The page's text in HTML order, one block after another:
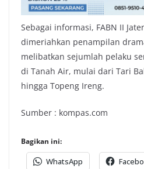
Sebagai informasi, FABN II
dimeriahkan penampilan
melibatkan sejumlah pelaku
di Tanah Air, mulai dari Tari
hingga Topeng Ireng.
Sumber : kompas.com
Bagikan ini:
WhatsApp